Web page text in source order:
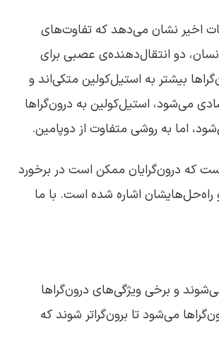
اخیر نشان می‌دهد که تفاوت‌های
دو انتقال‌دهنده‌ی عصبی برای
بیشتر به استیل‌کولین متکی‌اند و
می‌شود، استیل‌کولین به درون‌گراها
اما به روشی متفاوت از دوپامین.
که درون‌گرایان ممکن است در برخورد
راه‌حل‌هایشان اشاره شده است. با ما
و برخی ویژگی‌های درون‌گراها
می‌شود تا برون‌گراتر شوند که